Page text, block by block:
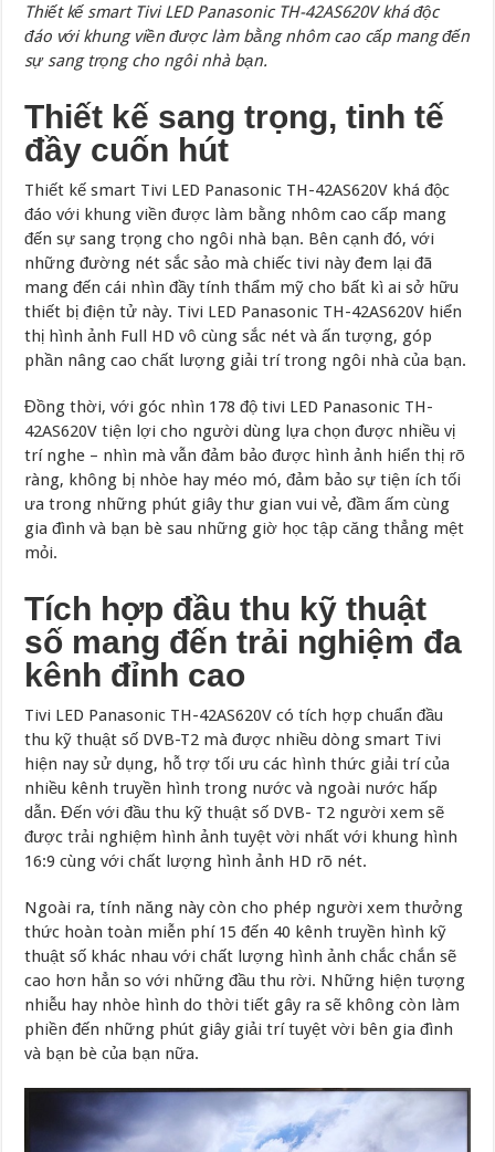
Thiết kế smart Tivi LED Panasonic TH-42AS620V khá độc
đáo với khung viền được làm bằng nhôm cao cấp mang đến
sự sang trọng cho ngôi nhà bạn.
Thiết kế sang trọng, tinh tế
đầy cuốn hút
Thiết kế smart Tivi LED Panasonic TH-42AS620V khá độc
đáo với khung viền được làm bằng nhôm cao cấp mang
đến sự sang trọng cho ngôi nhà bạn. Bên cạnh đó, với
những đường nét sắc sảo mà chiếc tivi này đem lại đã
mang đến cái nhìn đầy tính thẩm mỹ cho bất kì ai sở hữu
thiết bị điện tử này. Tivi LED Panasonic TH-42AS620V hiển
thị hình ảnh Full HD vô cùng sắc nét và ấn tượng, góp
phần nâng cao chất lượng giải trí trong ngôi nhà của bạn.
Đồng thời, với góc nhìn 178 độ tivi LED Panasonic TH-
42AS620V tiện lợi cho người dùng lựa chọn được nhiều vị
trí nghe – nhìn mà vẫn đảm bảo được hình ảnh hiển thị rõ
ràng, không bị nhòe hay méo mó, đảm bảo sự tiện ích tối
ưa trong những phút giây thư gian vui vẻ, đầm ấm cùng
gia đình và bạn bè sau những giờ học tập căng thẳng mệt
mỏi.
Tích hợp đầu thu kỹ thuật
số mang đến trải nghiệm đa
kênh đỉnh cao
Tivi LED Panasonic TH-42AS620V có tích hợp chuẩn đầu
thu kỹ thuật số DVB-T2 mà được nhiều dòng smart Tivi
hiện nay sử dụng, hỗ trợ tối ưu các hình thức giải trí của
nhiều kênh truyền hình trong nước và ngoài nước hấp
dẫn. Đến với đầu thu kỹ thuật số DVB- T2 người xem sẽ
được trải nghiệm hình ảnh tuyệt vời nhất với khung hình
16:9 cùng với chất lượng hình ảnh HD rõ nét.
Ngoài ra, tính năng này còn cho phép người xem thưởng
thức hoàn toàn miễn phí 15 đến 40 kênh truyền hình kỹ
thuật số khác nhau với chất lượng hình ảnh chắc chắn sẽ
cao hơn hẳn so với những đầu thu rời. Những hiện tượng
nhiễu hay nhòe hình do thời tiết gây ra sẽ không còn làm
phiền đến những phút giây giải trí tuyệt vời bên gia đình
và bạn bè của bạn nữa.